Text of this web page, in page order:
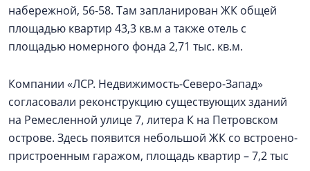
набережной, 56-58. Там запланирован ЖК общей
площадью квартир 43,3 кв.м а также отель с
площадью номерного фонда 2,71 тыс. кв.м.
Компании «ЛСР. Недвижимость-Северо-Запад»
согласовали реконструкцию существующих зданий
на Ремесленной улице 7, литера К на Петровском
острове. Здесь появится небольшой ЖК со встроено-
пристроенным гаражом, площадь квартир – 7,2 тыс